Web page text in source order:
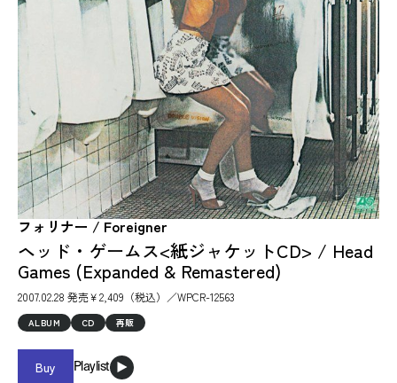
フォリナー / Foreigner
ヘッド・ゲームス<紙ジャケットCD> / Head
Games (Expanded & Remastered)
2007.02.28 発売￥2,409（税込）／WPCR-12563
ALBUM CD 再販
Buy Playlist